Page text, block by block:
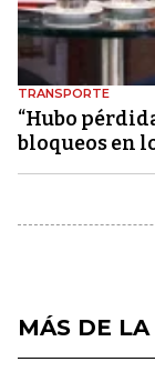
TRANSPORTE
“Hubo
bloqueos en
MÁS DE